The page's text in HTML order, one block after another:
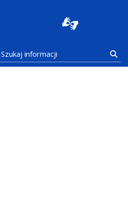
Szukaj informacji